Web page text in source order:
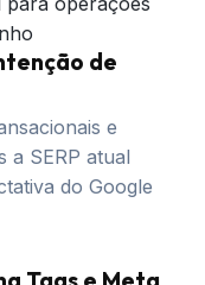
de
e
a SERP atual
do Google